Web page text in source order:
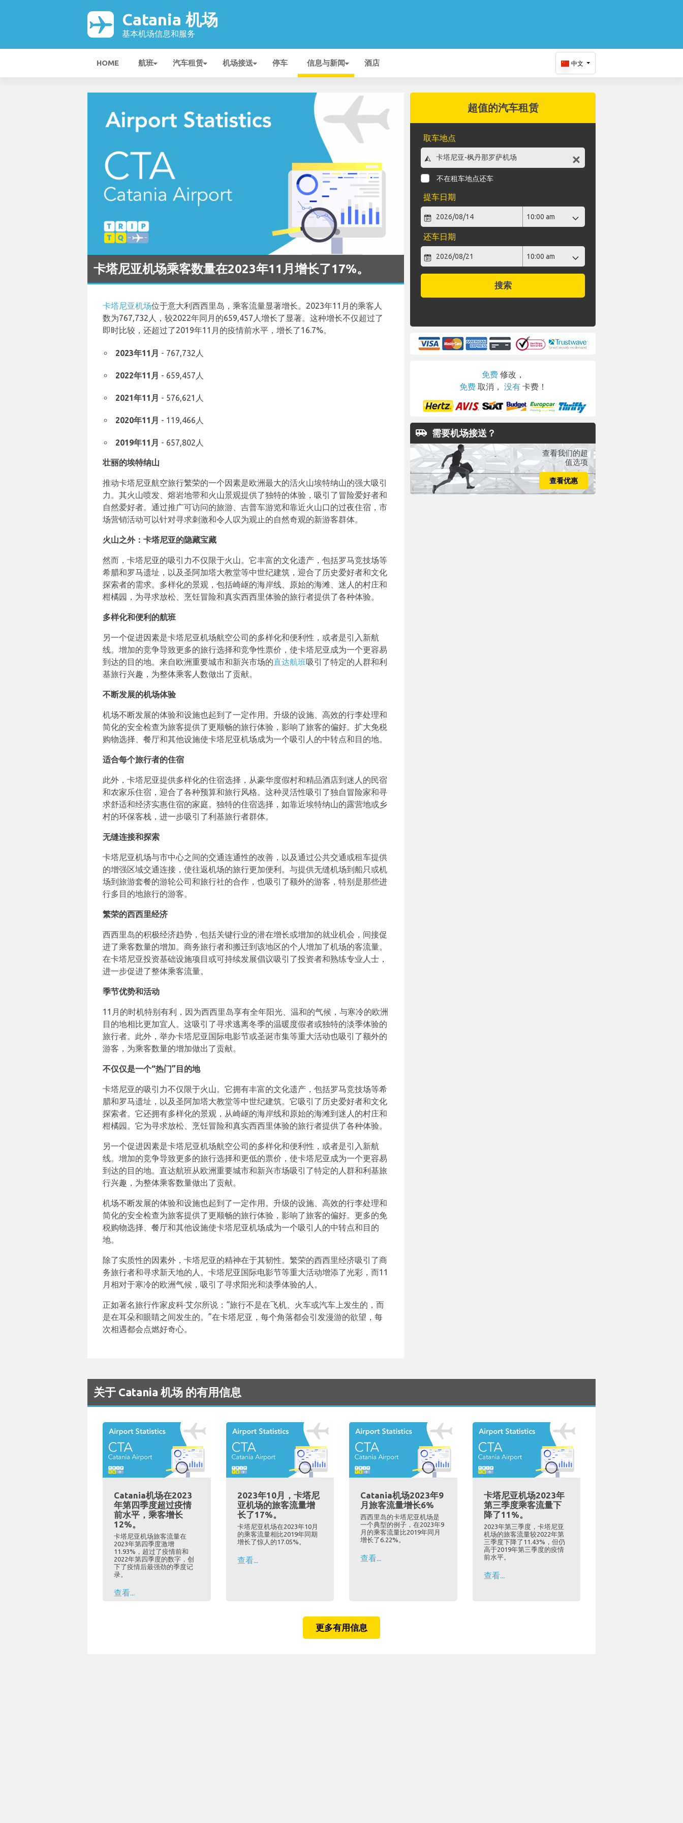
Catania 机场
基本机场信息和服务
HOME 航班 汽车租赁 机场接送 停车 信息与新闻 酒店 中文
卡塔尼亚机场乘客数量在2023年11月增长了17%。
卡塔尼亚机场位于意大利西西里岛，乘客流量显著增长。2023年11月的乘客人
数为767,732人，较2022年同月的659,457人增长了显著。这种增长不仅超过了
即时比较，还超过了2019年11月的疫情前水平，增长了16.7%。
2023年11月 - 767,732人
2022年11月 - 659,457人
2021年11月 - 576,621人
2020年11月 - 119,466人
2019年11月 - 657,802人
壮丽的埃特纳山
推动卡塔尼亚航空旅行繁荣的一个因素是欧洲最大的活火山埃特纳山的强大吸引
力。其火山喷发、熔岩地带和火山景观提供了独特的体验，吸引了冒险爱好者和
自然爱好者。通过推广可访问的旅游、吉普车游览和靠近火山口的过夜住宿，市
场营销活动可以针对寻求刺激和令人叹为观止的自然奇观的新游客群体。
火山之外：卡塔尼亚的隐藏宝藏
然而，卡塔尼亚的吸引力不仅限于火山。它丰富的文化遗产，包括罗马竞技场等
希腊和罗马遗址，以及圣阿加塔大教堂等中世纪建筑，迎合了历史爱好者和文化
探索者的需求。多样化的景观，包括崎岖的海岸线、原始的海滩、迷人的村庄和
柑橘园，为寻求放松、烹饪冒险和真实西西里体验的旅行者提供了各种体验。
多样化和便利的航班
另一个促进因素是卡塔尼亚机场航空公司的多样化和便利性，或者是引入新航
线。增加的竞争导致更多的旅行选择和竞争性票价，使卡塔尼亚成为一个更容易
到达的目的地。来自欧洲重要城市和新兴市场的直达航班吸引了特定的人群和利
基旅行兴趣，为整体乘客人数做出了贡献。
不断发展的机场体验
机场不断发展的体验和设施也起到了一定作用。升级的设施、高效的行李处理和
简化的安全检查为旅客提供了更顺畅的旅行体验，影响了旅客的偏好。扩大免税
购物选择、餐厅和其他设施使卡塔尼亚机场成为一个吸引人的中转点和目的地。
适合每个旅行者的住宿
此外，卡塔尼亚提供多样化的住宿选择，从豪华度假村和精品酒店到迷人的民宿
和农家乐住宿，迎合了各种预算和旅行风格。这种灵活性吸引了独自冒险家和寻
求舒适和经济实惠住宿的家庭。独特的住宿选择，如靠近埃特纳山的露营地或乡
村的环保客栈，进一步吸引了利基旅行者群体。
无缝连接和探索
卡塔尼亚机场与市中心之间的交通连通性的改善，以及通过公共交通或租车提供
的增强区域交通连接，使往返机场的旅行更加便利。与提供无缝机场到船只或机
场到旅游套餐的游轮公司和旅行社的合作，也吸引了额外的游客，特别是那些进
行多目的地旅行的游客。
繁荣的西西里经济
西西里岛的积极经济趋势，包括关键行业的潜在增长或增加的就业机会，间接促
进了乘客数量的增加。商务旅行者和搬迁到该地区的个人增加了机场的客流量。
在卡塔尼亚投资基础设施项目或可持续发展倡议吸引了投资者和熟练专业人士，
进一步促进了整体乘客流量。
季节优势和活动
11月的时机特别有利，因为西西里岛享有全年阳光、温和的气候，与寒冷的欧洲
目的地相比更加宜人。这吸引了寻求逃离冬季的温暖度假者或独特的淡季体验的
旅行者。此外，举办卡塔尼亚国际电影节或圣诞市集等重大活动也吸引了额外的
游客，为乘客数量的增加做出了贡献。
不仅仅是一个“热门”目的地
卡塔尼亚的吸引力不仅限于火山。它拥有丰富的文化遗产，包括罗马竞技场等希
腊和罗马遗址，以及圣阿加塔大教堂等中世纪建筑。它吸引了历史爱好者和文化
探索者。它还拥有多样化的景观，从崎岖的海岸线和原始的海滩到迷人的村庄和
柑橘园。它为寻求放松、烹饪冒险和真实西西里体验的旅行者提供了各种体验。
另一个促进因素是卡塔尼亚机场航空公司的多样化和便利性，或者是引入新航
线。增加的竞争导致更多的旅行选择和更低的票价，使卡塔尼亚成为一个更容易
到达的目的地。直达航班从欧洲重要城市和新兴市场吸引了特定的人群和利基旅
行兴趣，为整体乘客数量做出了贡献。
机场不断发展的体验和设施也起到了一定作用。升级的设施、高效的行李处理和
简化的安全检查为旅客提供了更顺畅的旅行体验，影响了旅客的偏好。更多的免
税购物选择、餐厅和其他设施使卡塔尼亚机场成为一个吸引人的中转点和目的
地。
除了实质性的因素外，卡塔尼亚的精神在于其韧性。繁荣的西西里经济吸引了商
务旅行者和寻求新天地的人。卡塔尼亚国际电影节等重大活动增添了光彩，而11
月相对于寒冷的欧洲气候，吸引了寻求阳光和淡季体验的人。
正如著名旅行作家皮科·艾尔所说：“旅行不是在飞机、火车或汽车上发生的，而
是在耳朵和眼睛之间发生的。”在卡塔尼亚，每个角落都会引发漫游的欲望，每
次相遇都会点燃好奇心。
超值的汽车租赁
取车地点
不在租车地点还车
提车日期
还车日期
搜索
免费 修改，
免费 取消， 没有 卡费！
airport_shuttle 需要机场接送？
查看我们的超
值选项
查看优惠
关于 Catania 机场 的有用信息
Catania机场在2023
年第四季度超过疫情
前水平，乘客增长
12%。
卡塔尼亚机场旅客流量在
2023年第四季度激增
11.93%，超过了疫情前和
2022年第四季度的数字，创
下了疫情后最强劲的季度记
录。
查看...
2023年10月，卡塔尼
亚机场的旅客流量增
长了17%。
卡塔尼亚机场在2023年10月
的乘客流量相比2019年同期
增长了惊人的17.05%。
查看...
Catania机场2023年9
月旅客流量增长6%
西西里岛的卡塔尼亚机场是
一个典型的例子，在2023年9
月的乘客流量比2019年同月
增长了6.22%。
查看...
卡塔尼亚机场2023年
第三季度乘客流量下
降了11%。
2023年第三季度，卡塔尼亚
机场的旅客流量较2022年第
三季度下降了11.43%，但仍
高于2019年第三季度的疫情
前水平。
查看...
更多有用信息